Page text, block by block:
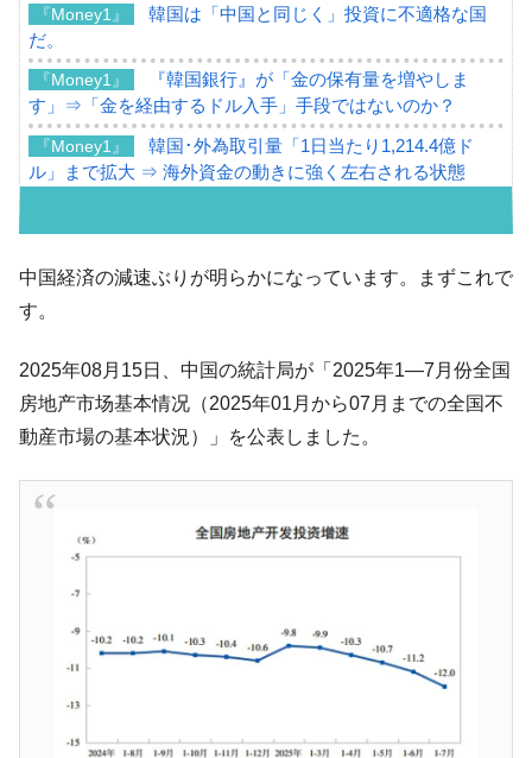
『Money1』
韓国は「中国と同じく」投資に不適格な国
だ。
『Money1』
『韓国銀行』が「金の保有量を増やしま
す」⇒「金を経由するドル入手」手段ではないのか？
『Money1』
韓国･外為取引量「1日当たり1,214.4億ド
ル」まで拡大 ⇒ 海外資金の動きに強く左右される状態
い「50.5％」に上昇
『Money1』
韓国大統領府ボンクラ政策室長が告発され
た ⇒ 国家が行った恐るべき株価操作であり、空前の国政壟
『Money1』
韓国･警察職員が「丸刈りになって抗議活
動」
『Money1』
中国だけが鉄鋼輸出を異常増加させる ⇒ 中
『Money1』
種は全般的「不調」⇒ PSIが示す現況は決して良くない。
『Money1』
ン』1人当たり賠償10万ウォンを認定 ⇒ 総額3兆7,000億
『Money1』 韓国で猛暑。南東部では干ばつ
『Money1』
韓国型イージス搭載の次世代駆逐艦
『Money1』
【対日本円】ウォン安が急進！ 日米の協調
中国経済の減速ぶりが明らかになっています。まずこれで
す。
2025年08月15日、中国の統計局が「2025年1—7月份全国
房地产市场基本情况（2025年01月から07月までの全国不
動産市場の基本状況）」を公表しました。